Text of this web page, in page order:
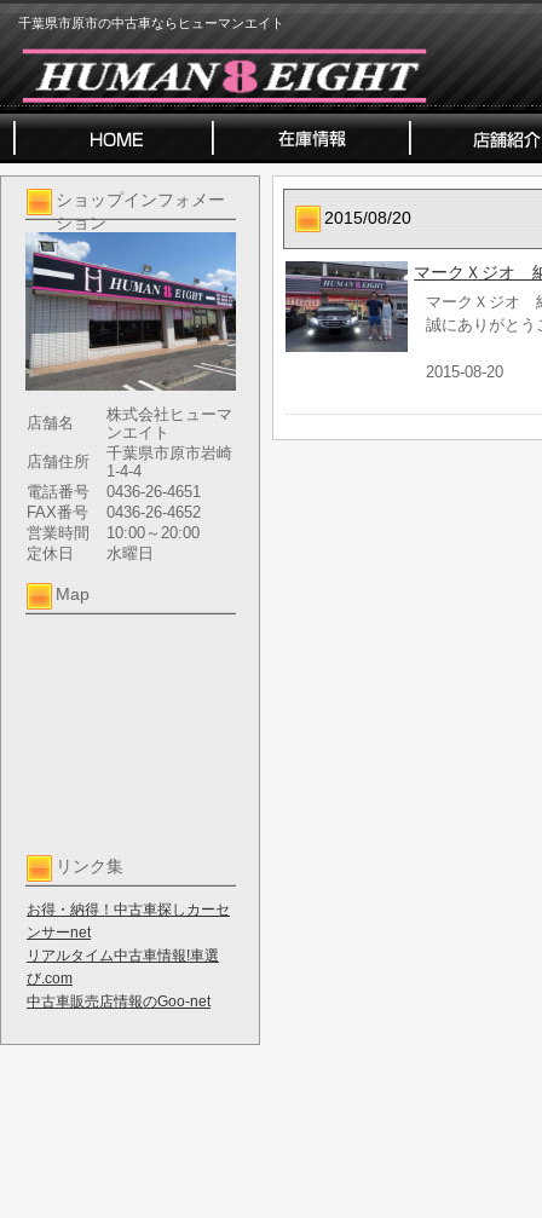
千葉県市原市の中古車ならヒューマンエイト
ショップインフォメー
ション
店舗名
株式会社ヒューマ
ンエイト
店舗住所
千葉県市原市岩崎
1-4-4
電話番号
0436-26-4651
FAX番号
0436-26-4652
営業時間
10:00～20:00
定休日
水曜日
Map
リンク集
お得・納得！中古車探しカーセ
ンサーnet
リアルタイム中古車情報!車選
び.com
中古車販売店情報のGoo-net
2015/08/20
マークＸジオ
マークＸジオ
誠にありがとう
2015-08-20